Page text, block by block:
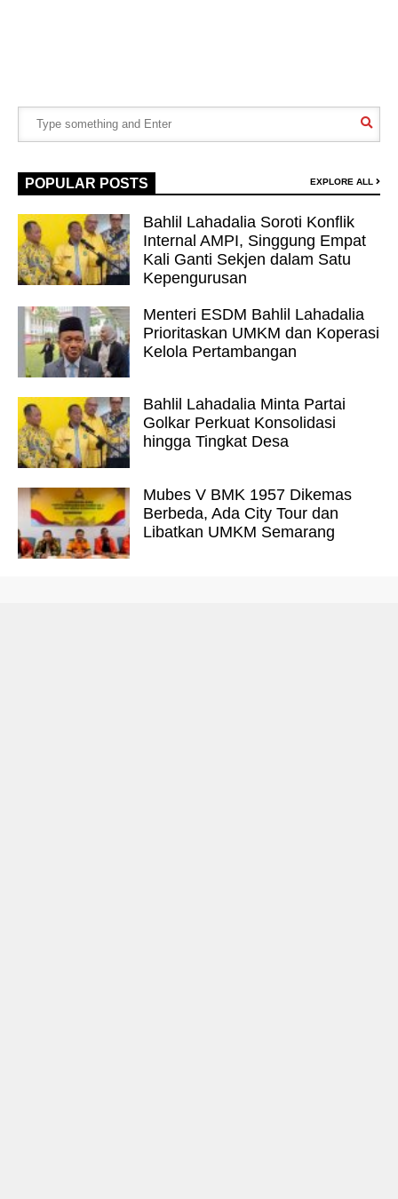
POPULAR POSTS EXPLORE ALL
Bahlil Lahadalia Soroti Konflik
Internal AMPI, Singgung Empat
Kali Ganti Sekjen dalam Satu
Kepengurusan
Menteri ESDM Bahlil Lahadalia
Prioritaskan UMKM dan Koperasi
Kelola Pertambangan
Bahlil Lahadalia Minta Partai
Golkar Perkuat Konsolidasi
hingga Tingkat Desa
Mubes V BMK 1957 Dikemas
Berbeda, Ada City Tour dan
Libatkan UMKM Semarang